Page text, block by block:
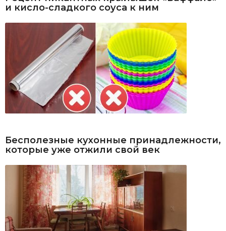
и кисло-сладкого соуса к ним
Бесполезные кухонные принадлежности,
которые уже отжили свой век